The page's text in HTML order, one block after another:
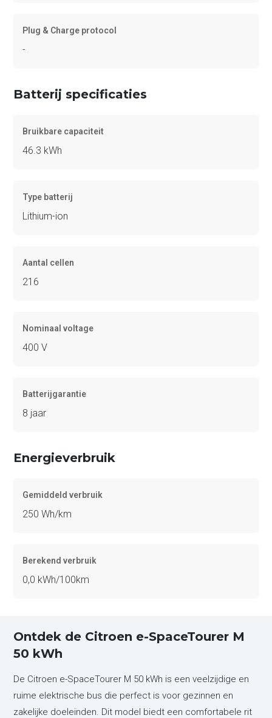
Plug & Charge protocol
-
Batterij specificaties
Bruikbare capaciteit
46.3 kWh
Type batterij
Lithium-ion
Aantal cellen
216
Nominaal voltage
400 V
Batterijgarantie
8 jaar
Energieverbruik
Gemiddeld verbruik
250 Wh/km
Berekend verbruik
0,0 kWh/100km
Ontdek de Citroen e-SpaceTourer M
50 kWh
De Citroen e-SpaceTourer M 50 kWh is een veelzijdige en
ruime elektrische bus die perfect is voor gezinnen en
zakelijke doeleinden. Dit model biedt een comfortabele rit